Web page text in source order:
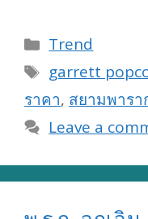
Categories
Trend
Tags
garrett
ราคา, สยามพาร
Leave a